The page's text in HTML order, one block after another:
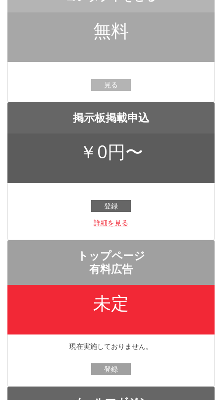
無料
見る
掲示板掲載申込
￥0円〜
登録
詳細を見る
トップページ
有料広告
未定
現在実施しておりません。
登録